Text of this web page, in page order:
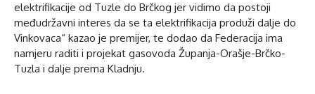
elektrifikacije od Tuzle do Brčkog jer vidimo da postoji
međudržavni interes da se ta elektrifikacija produži dalje do
Vinkovaca“ kazao je premijer, te dodao da Federacija ima
namjeru raditi i projekat gasovoda Županja-Orašje-Brčko-
Tuzla i dalje prema Kladnju.